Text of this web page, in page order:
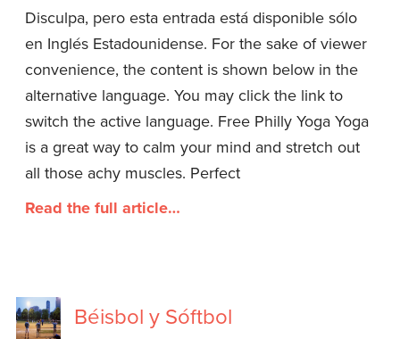
Disculpa, pero esta entrada está disponible sólo
en Inglés Estadounidense. For the sake of viewer
convenience, the content is shown below in the
alternative language. You may click the link to
switch the active language. Free Philly Yoga Yoga
is a great way to calm your mind and stretch out
all those achy muscles. Perfect
Read the full article…
Béisbol y Sóftbol